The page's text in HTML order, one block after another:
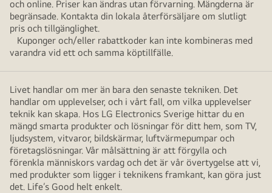
och online. Priser kan ändras utan förvarning. Mängderna är
begränsade. Kontakta din lokala återförsäljare om slutligt
pris och tillgänglighet.
Kuponger och/eller rabattkoder kan inte kombineras med
varandra vid ett och samma köptillfälle.
Livet handlar om mer än bara den senaste tekniken. Det
handlar om upplevelser, och i vårt fall, om vilka upplevelser
teknik kan skapa. Hos LG Electronics Sverige hittar du en
mängd smarta produkter och lösningar för ditt hem, som TV,
ljudsystem, vitvaror, bildskärmar, luftvärmepumpar och
företagslösningar. Vår målsättning är att förgylla och
förenkla människors vardag och det är vår övertygelse att vi,
med produkter som ligger i teknikens framkant, kan göra just
det. Life’s Good helt enkelt.